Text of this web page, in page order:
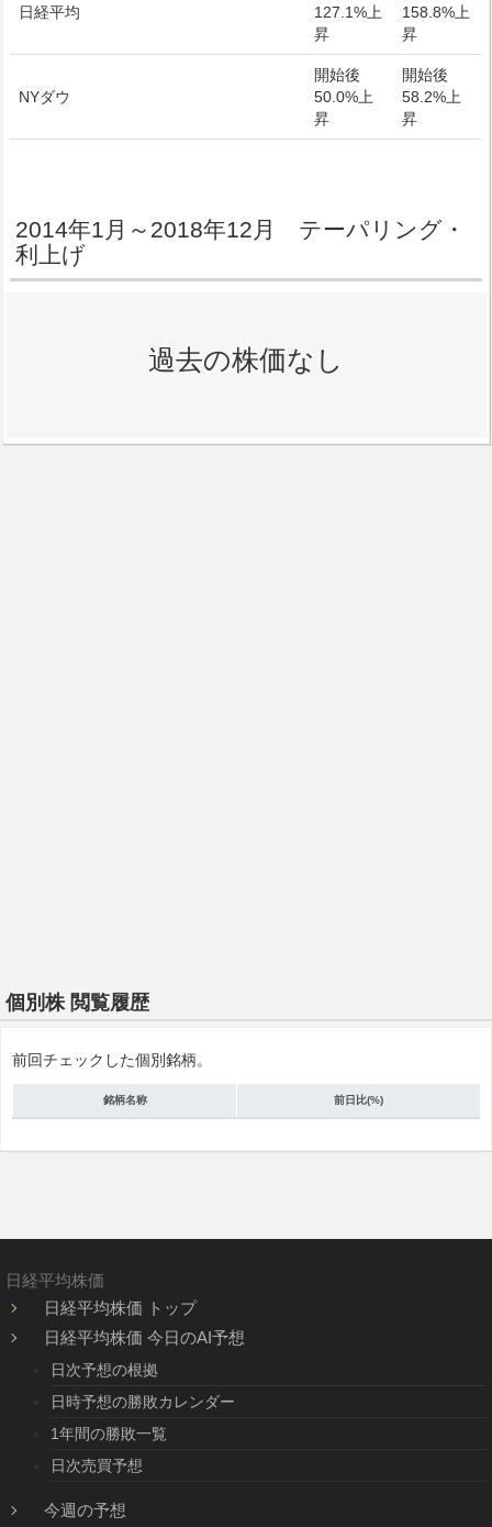
日経平均
127.1%上
昇
158.8%上
昇
NYダウ
開始後
50.0%上
昇
開始後
58.2%上
昇
2014年1月～2018年12月 テーパリング・
利上げ
過去の株価なし
個別株 閲覧履歴
前回チェックした個別銘柄。
銘柄名称 前日比(%)
日経平均株価
日経平均株価 トップ
日経平均株価 今日のAI予想
日次予想の根拠
日時予想の勝敗カレンダー
1年間の勝敗一覧
日次売買予想
今週の予想